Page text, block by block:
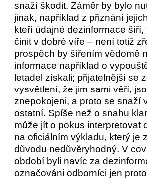
snaží škodit. Záměr by bylo
jinak, například z přiznání
kteří údajné dezinformace šíří,
činit v dobré víře – není totiž
prospěch by šířením vědomě
informace například o
letadel získali; přijatelnější se
vysvětlení, že jim sami věří,
znepokojeni, a proto se snaží
ostatní. Spíše než o snahu
může jít o pokus interpretovat
na oficiálním výkladu, který je
důvodu nedůvěryhodný. V
období byli navíc za
označováni odborníci jen